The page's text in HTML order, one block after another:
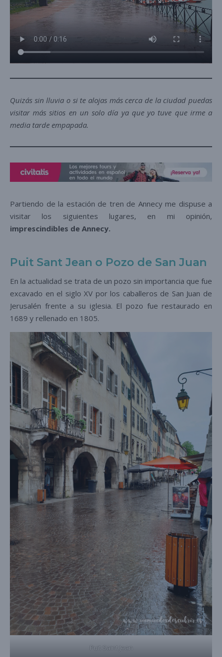
Quizás sin lluvia o si te alojas más cerca de la ciudad puedas
visitar más sitios en un solo día ya que yo tuve que irme a
media tarde empapada.
Partiendo de la estación de tren de Annecy me dispuse a
visitar los siguientes lugares, en mi opinión,
imprescindibles de Annecy.
Puit Sant Jean o Pozo de San Juan
En la actualidad se trata de un pozo sin importancia que fue
excavado en el siglo XV por los caballeros de San Juan de
Jerusalén frente a su iglesia. El pozo fue restaurado en
1689 y rellenado en 1805.
Puit Saint Jean